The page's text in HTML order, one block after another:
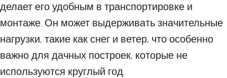
делает его удобным в транспортировке и
монтаже. Он может выдерживать значительные
нагрузки, такие как снег и ветер, что особенно
важно для дачных построек, которые не
используются круглый год.